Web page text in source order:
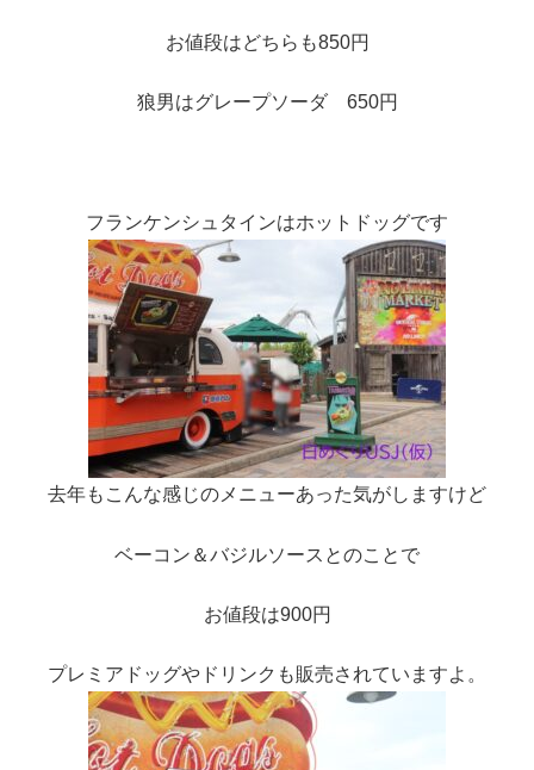
お値段はどちらも850円
狼男はグレープソーダ 650円
フランケンシュタインはホットドッグです
去年もこんな感じのメニューあった気がしますけど
ベーコン＆バジルソースとのことで
お値段は900円
プレミアドッグやドリンクも販売されていますよ。